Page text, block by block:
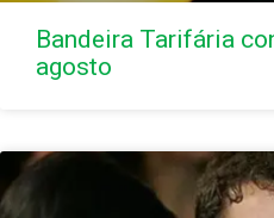
Bandeira Tarifária
agosto